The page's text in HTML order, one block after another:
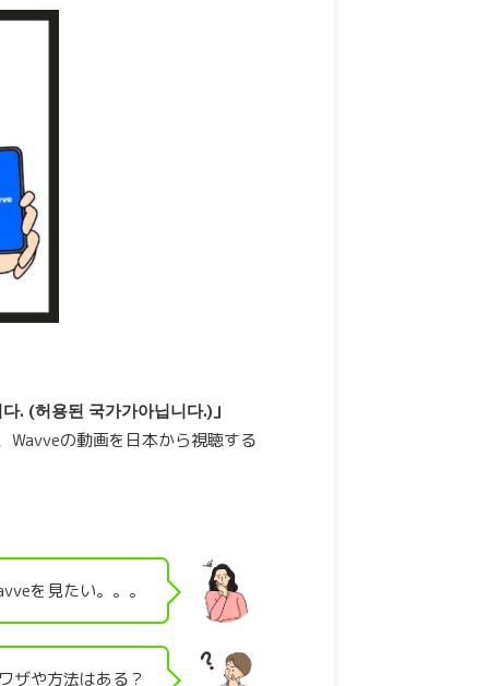
. (허용된 국가가아닙니다.)」
Wavveの動画を日本から視聴する
を見たい。。。
ザや方法はある？